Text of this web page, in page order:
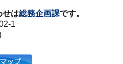
せは総務企画課です。
1